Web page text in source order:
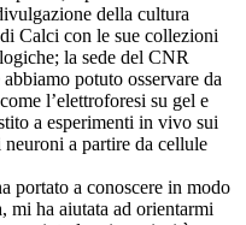
della cultura
Calci con le sue collezioni
la sede del CNR
abbiamo potuto osservare da
l’elettroforesi su gel e
a esperimenti in vivo sui
a partire da cellule
portato a conoscere in modo
ha aiutata ad orientarmi